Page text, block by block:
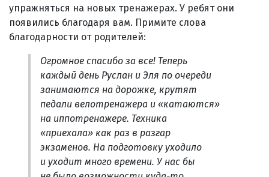
упражняться на новых тренажерах. У ребят они
появились благодаря вам. Примите слова
благодарности от родителей:
Огромное спасибо за все! Теперь
каждый день Руслан и Эля по очереди
занимаются на дорожке, крутят
педали велотренажера и «катаются»
на иппотренажере. Техника
«приехала» как раз в разгар
экзаменов. На подготовку уходило
и уходит много времени. У нас бы